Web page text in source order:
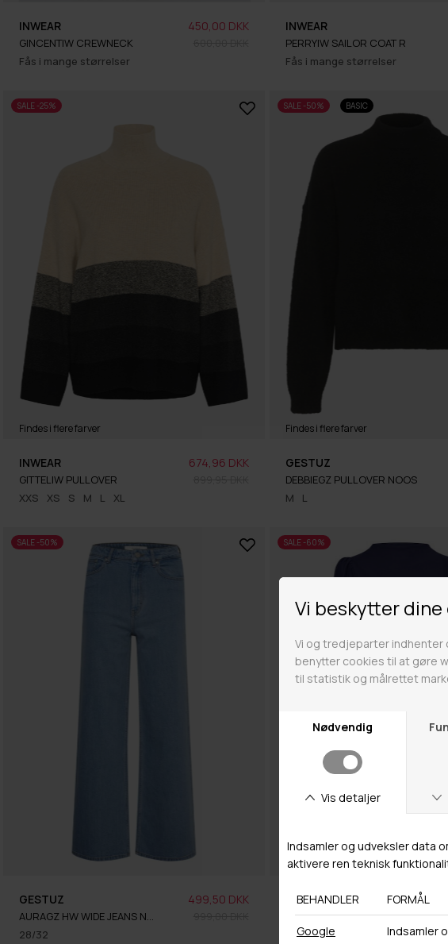
Fås i mange størrelser
INWEAR
GINCENTIW CREWNECK
450,00 DKK
Fås i mange størrelser
INWEAR
PERRYIW SAILOR COAT R
SALE -25%
Findes i flere farver
XXS XS S M L XL
INWEAR
GITTELIW PULLOVER
674,96 DKK
SALE -50% BASIC
Findes i flere farver
M L
GESTUZ
DEBBIEGZ PULLOVER NOOS
SALE -50%
28/32
GESTUZ
AURAGZ HW WIDE JEANS NOOS
499,50 DKK
SALE -60%
GESTUZ
RIFAGZ PUFF DRESS NOOS